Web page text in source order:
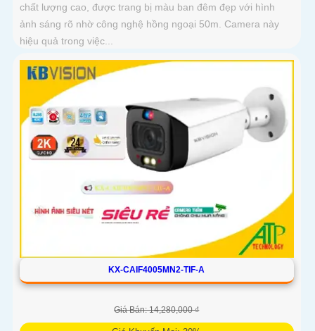
chất lượng cao, được trang bị màu ban đêm đẹp với hình
ảnh sáng rõ nhờ công nghệ hồng ngoại 50m. Camera này
hiệu quả trong việc...
KX-CAIF4005MN2-TIF-A
Giá Bán: 14,280,000 ₫